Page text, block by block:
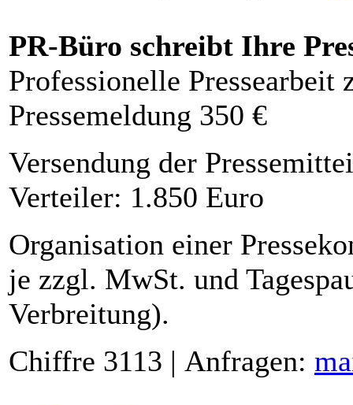
PR-Büro schreibt Ihre
Professionelle Pressearbeit
Pressemeldung 350 €
Versendung der
Verteiler: 1.850 Euro
Organisation einer
je zzgl. MwSt. und
Verbreitung).
Chiffre 3113 | Anfragen: